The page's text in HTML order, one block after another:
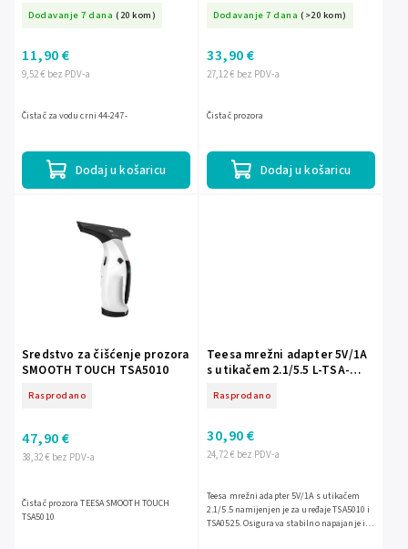
Dodavanje 7 dana (20 kom)
9,52 € bez PDV-a
11,90 €
Dodaj u košaricu
Čistač za vodu crni 44-247-
Dodavanje 7 dana (>20 kom)
27,12 € bez PDV-a
33,90 €
Dodaj u košaricu
Čistač prozora
Sredstvo za čišćenje prozora
SMOOTH TOUCH TSA5010
Rasprodano
38,32 € bez PDV-a
47,90 €
Čistač prozora TEESA SMOOTH TOUCH
TSA5010
Teesa mrežni adapter 5V/1A
s utikačem 2.1/5.5 L-TSA-
Rasprodano
24,72 € bez PDV-a
30,90 €
Teesa mrežni adapter 5V/1A s utikačem
2.1/5.5 namijenjen je za uređaje TSA5010 i
TSA0525. Osigurava stabilno napajanje i